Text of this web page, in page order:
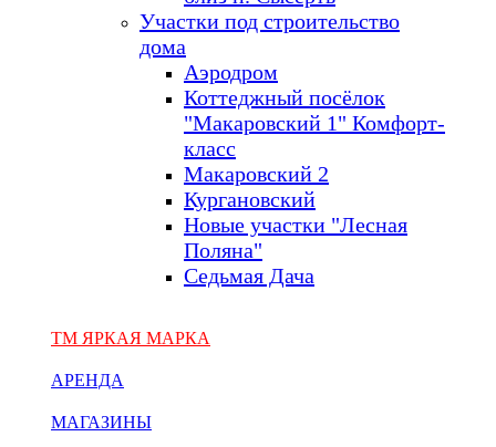
Участки под строительство
дома
Аэродром
Коттеджный посёлок
"Макаровский 1" Комфорт-
класс
Макаровский 2
Кургановский
Новые участки "Лесная
Поляна"
Седьмая Дача
ТМ ЯРКАЯ МАРКА
АРЕНДА
МАГАЗИНЫ